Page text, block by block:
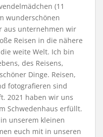
(11
wunderschönen
aus unternehmen wir
Reisen in die nähere
weite Welt. Ich bin
des Reisens,
Dinge. Reisen,
fotografieren sind
2021 haben wir uns
Schwedenhaus erfüllt.
unserem kleinen
euch mit in unseren